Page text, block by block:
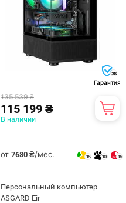
36
Гарантия
135 539 ₴
115 199 ₴
В наличии
от 7680 ₴/мес. 15 10 15
Персональный компьютер
ASGARD Eir